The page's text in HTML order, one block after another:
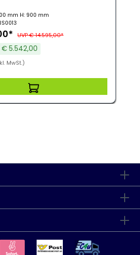
mm H: 900 mm
UVP € 14.595,00*
€ 5.542,00
MwSt.)